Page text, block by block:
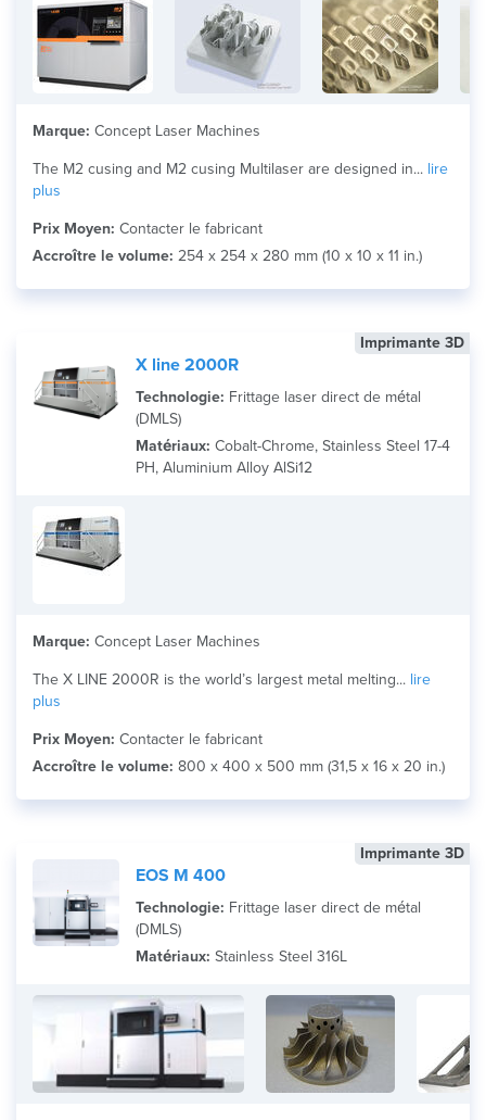
Marque: Concept Laser Machines
The M2 cusing and M2 cusing Multilaser are designed in... lire
plus
Prix Moyen: Contacter le fabricant
Accroître le volume: 254 x 254 x 280 mm (10 x 10 x 11 in.)
Imprimante 3D
X line 2000R
Technologie: Frittage laser direct de métal
(DMLS)
Matériaux: Cobalt-Chrome, Stainless Steel 17-4
PH, Aluminium Alloy AlSi12
Marque: Concept Laser Machines
The X LINE 2000R is the world’s largest metal melting... lire
plus
Prix Moyen: Contacter le fabricant
Accroître le volume: 800 x 400 x 500 mm (31,5 x 16 x 20 in.)
Imprimante 3D
EOS M 400
Technologie: Frittage laser direct de métal
(DMLS)
Matériaux: Stainless Steel 316L